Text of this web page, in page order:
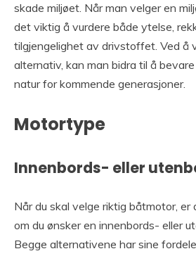
skade miljøet. Når man velger en
det viktig å vurdere både ytelse,
tilgjengelighet av drivstoffet. Ved å
alternativ, kan man bidra til å
natur for kommende generasjoner.
Motortype
Innenbords- eller
Når du skal velge riktig båtmotor,
om du ønsker en innenbords- eller
Begge alternativene har sine